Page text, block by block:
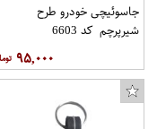
جاسوئیچی خودرو طرح
شیرپرچم کد 6603
۹۵,۰۰۰